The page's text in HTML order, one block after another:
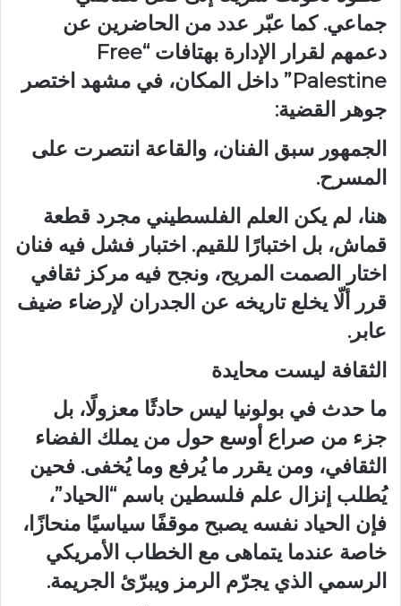
جماعي. كما عبّر عدد من الحاضرين عن
دعمهم لقرار الإدارة بهتافات “Free
Palestine” داخل المكان، في مشهد اختصر
جوهر القضية:
الجمهور سبق الفنان، والقاعة انتصرت على
المسرح.
هنا، لم يكن العلم الفلسطيني مجرد قطعة
قماش، بل اختبارًا للقيم. اختبار فشل فيه فنان
اختار الصمت المريح، ونجح فيه مركز ثقافي
قرر ألّا يخلع تاريخه عن الجدران لإرضاء ضيف
عابر.
الثقافة ليست محايدة
ما حدث في بولونيا ليس حادثًا معزولًا، بل
جزء من صراع أوسع حول من يملك الفضاء
الثقافي، ومن يقرر ما يُرفع وما يُخفى. فحين
يُطلب إنزال علم فلسطين باسم “الحياد”،
فإن الحياد نفسه يصبح موقفًا سياسيًا منحازًا،
خاصة عندما يتماهى مع الخطاب الأمريكي
الرسمي الذي يجرّم الرمز ويبرّئ الجريمة.